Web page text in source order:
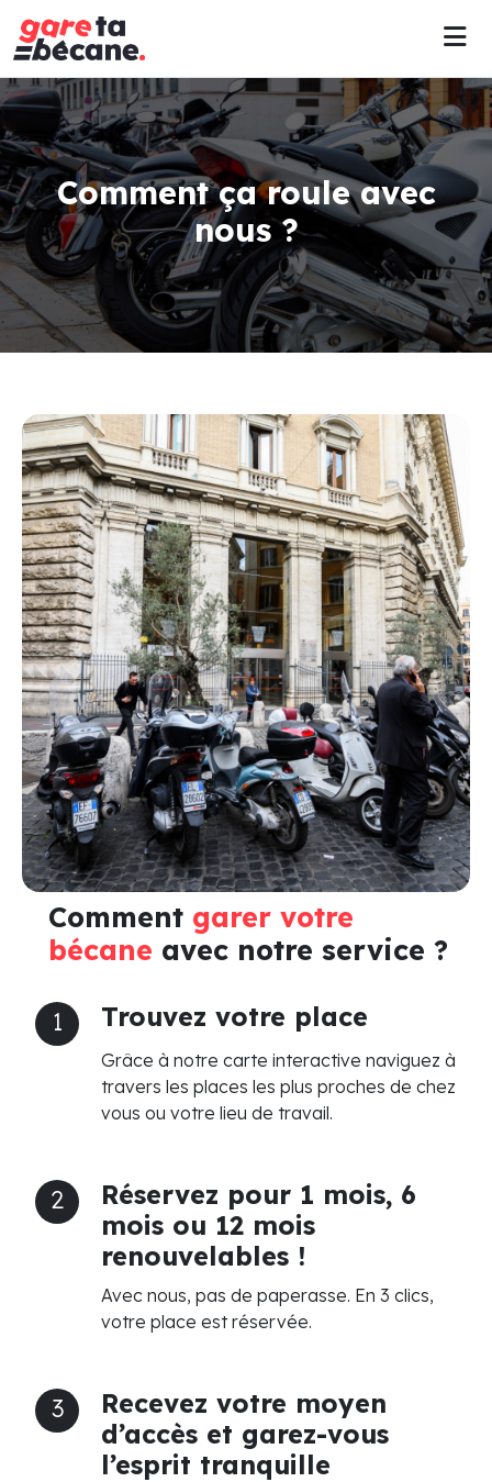
Comment ça roule avec
nous ?
Comment garer votre
bécane avec notre service ?
1 Trouvez votre place
Grâce à notre carte interactive naviguez à
travers les places les plus proches de chez
vous ou votre lieu de travail.
2
Réservez pour 1 mois, 6
mois ou 12 mois
renouvelables !
Avec nous, pas de paperasse. En 3 clics,
votre place est réservée.
3
Recevez votre moyen
d’accès et garez-vous
l’esprit tranquille